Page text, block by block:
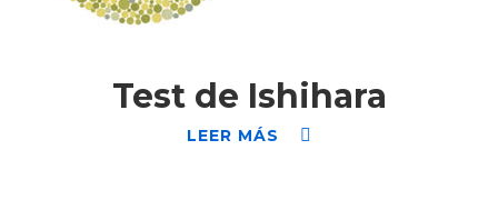
Test de Ishihara
LEER MÁS